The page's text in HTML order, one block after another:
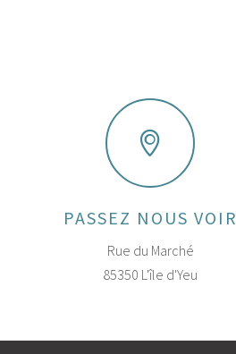
PASSEZ NOUS VOIR
Rue du Marché
85350 L'île d'Yeu